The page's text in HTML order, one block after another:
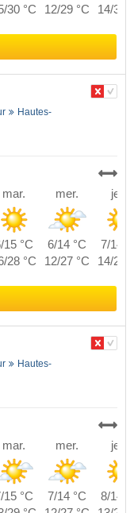
30 °C 12/29 °C 14/31
Hautes-
mar. mer. jeu.
15 °C 6/14 °C
7/14
28 °C 12/27 °C 14/28
Hautes-
mar. mer. jeu.
15 °C 7/14 °C
8/14